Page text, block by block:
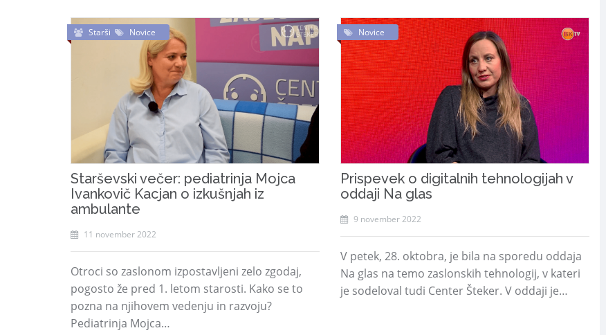
Starši Novice
Starševski večer: pediatrinja Mojca
Ivankovič Kacjan o izkušnjah iz
ambulante
11 november 2022
Otroci so zaslonom izpostavljeni zelo zgodaj,
pogosto že pred 1. letom starosti. Kako se to
pozna na njihovem vedenju in razvoju?
Pediatrinja Mojca…
Novice
Prispevek o digitalnih tehnologijah v
oddaji Na glas
9 november 2022
V petek, 28. oktobra, je bila na sporedu oddaja
Na glas na temo zaslonskih tehnologij, v kateri
je sodeloval tudi Center Šteker. V oddaji je…